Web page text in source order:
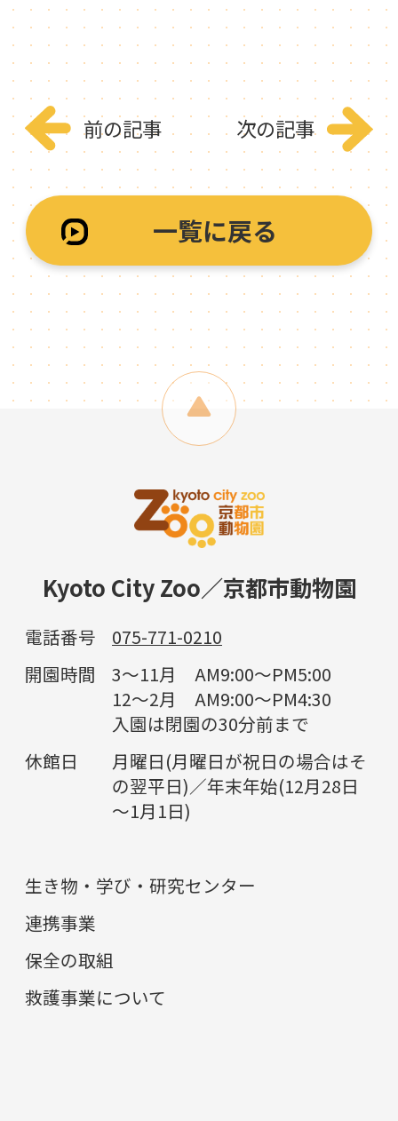
前の記事
一覧に戻る
次の記事
Kyoto City Zoo／京都市動物園
電話番号
075-771-0210
開園時間
3～11月 AM9:00～PM5:00
12～2月 AM9:00～PM4:30
入園は閉園の30分前まで
休館日
月曜日(月曜日が祝日の場合はそ
の翌平日)／年末年始(12月28日
～1月1日)
生き物・学び・研究センター
連携事業
保全の取組
救護事業について